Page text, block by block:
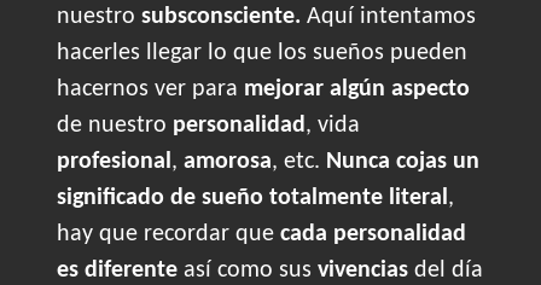
nuestro subsconsciente. Aquí intentamos
hacerles llegar lo que los sueños pueden
hacernos ver para mejorar algún aspecto
de nuestro personalidad, vida
profesional, amorosa, etc. Nunca cojas un
significado de sueño totalmente literal,
hay que recordar que cada personalidad
es diferente así como sus vivencias del día